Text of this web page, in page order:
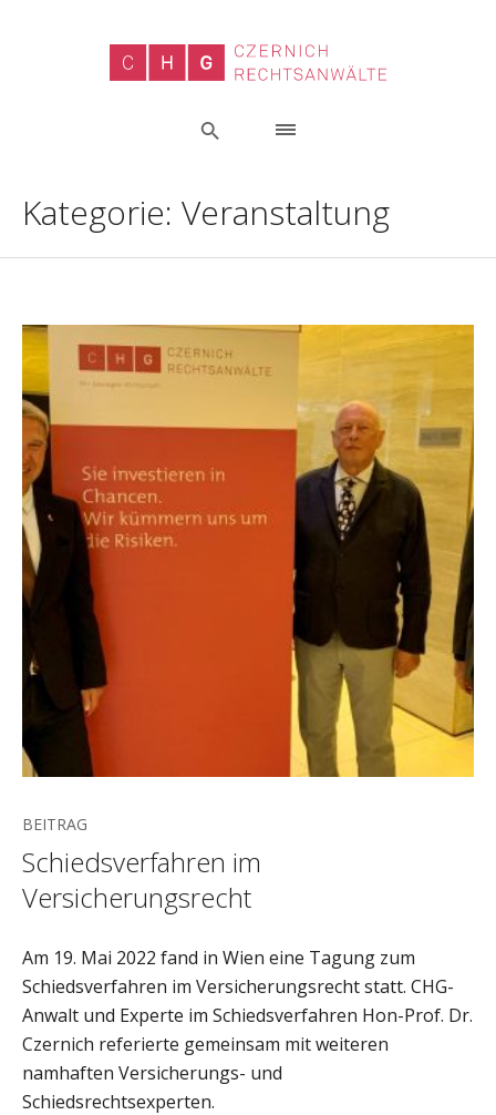
Kategorie: Veranstaltung
BEITRAG
Schiedsverfahren im
Versicherungsrecht
Am 19. Mai 2022 fand in Wien eine Tagung zum
Schiedsverfahren im Versicherungsrecht statt. CHG-
Anwalt und Experte im Schiedsverfahren Hon-Prof. Dr.
Czernich referierte gemeinsam mit weiteren
namhaften Versicherungs- und
Schiedsrechtsexperten.